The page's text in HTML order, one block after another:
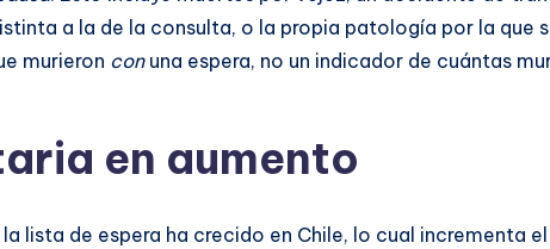
a la de la consulta, o la propia patología por la que
murieron conuna espera, no un indicador de cuántas
en aumento
lista de espera ha crecido en Chile, lo cual incrementa